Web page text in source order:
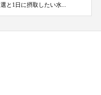
選と1日に摂取したい水...